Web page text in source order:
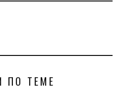
ПО ТЕМЕ